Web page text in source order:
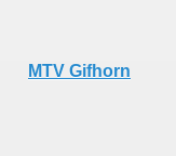
MTV Gifhorn